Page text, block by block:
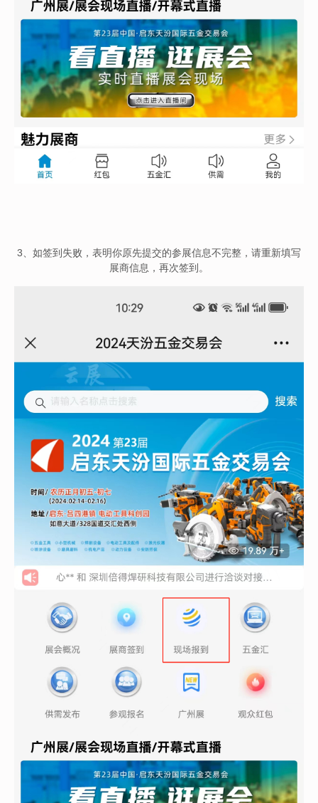
3、如签到失败，表明你原先提交的参展信息不完整，请重新填写
展商信息，再次签到。